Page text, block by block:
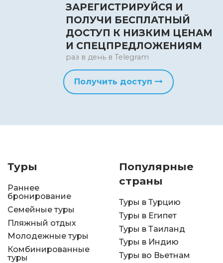
ЗАРЕГИСТРИРУЙСЯ И
ПОЛУЧИ БЕСПЛАТНЫЙ
ДОСТУП К НИЗКИМ ЦЕНАМ
И СПЕЦПРЕДЛОЖЕНИЯМ
раз в день в Telegram
Получить доступ
Туры
Раннее
бронирование
Семейные туры
Пляжный отдых
Молодежные туры
Комбинированные
туры
Популярные
страны
Туры в Турцию
Туры в Египет
Туры в Таиланд
Туры в Индию
Туры во Вьетнам